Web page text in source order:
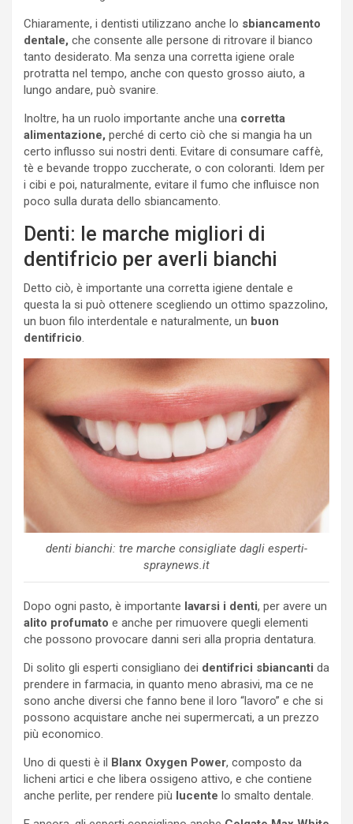
Chiaramente, i dentisti utilizzano anche lo sbiancamento
dentale, che consente alle persone di ritrovare il bianco
tanto desiderato. Ma senza una corretta igiene orale
protratta nel tempo, anche con questo grosso aiuto, a
lungo andare, può svanire.
Inoltre, ha un ruolo importante anche una corretta
alimentazione, perché di certo ciò che si mangia ha un
certo influsso sui nostri denti. Evitare di consumare caffè,
tè e bevande troppo zuccherate, o con coloranti. Idem per
i cibi e poi, naturalmente, evitare il fumo che influisce non
poco sulla durata dello sbiancamento.
Denti: le marche migliori di
dentifricio per averli bianchi
Detto ciò, è importante una corretta igiene dentale e
questa la si può ottenere scegliendo un ottimo spazzolino,
un buon filo interdentale e naturalmente, un buon
dentifricio.
denti bianchi: tre marche consigliate dagli esperti-
spraynews.it
Dopo ogni pasto, è importante lavarsi i denti, per avere un
alito profumato e anche per rimuovere quegli elementi
che possono provocare danni seri alla propria dentatura.
Di solito gli esperti consigliano dei dentifrici sbiancanti da
prendere in farmacia, in quanto meno abrasivi, ma ce ne
sono anche diversi che fanno bene il loro “lavoro” e che si
possono acquistare anche nei supermercati, a un prezzo
più economico.
Uno di questi è il Blanx Oxygen Power, composto da
licheni artici e che libera ossigeno attivo, e che contiene
anche perlite, per rendere più lucente lo smalto dentale.